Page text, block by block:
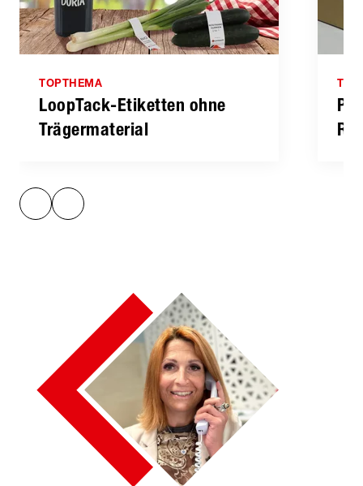
TOPTHEMA
LoopTack-Etiketten ohne
Träger­material